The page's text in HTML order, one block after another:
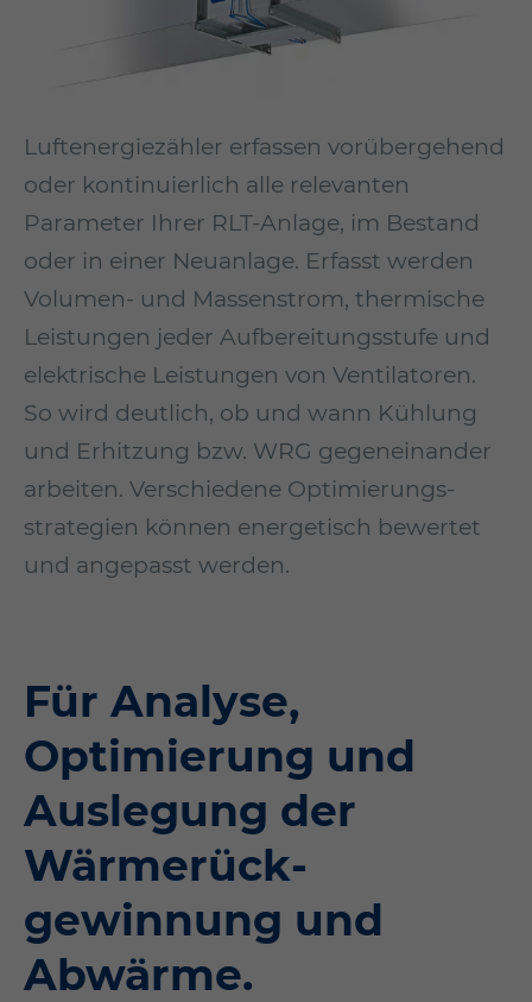
Luftenergiezähler erfassen vorübergehend
oder kontinuierlich alle relevanten
Parameter Ihrer RLT-Anlage, im Bestand
oder in einer Neuanlage. Erfasst werden
Volumen- und Massenstrom, thermische
Leistungen jeder Aufbereitungsstufe und
elektrische Leistungen von Ventilatoren.
So wird deutlich, ob und wann Kühlung
und Erhitzung bzw. WRG gegeneinander
arbeiten. Verschiedene Optimierungs­
strategien können energetisch bewertet
und angepasst werden.
Für Analyse,
Optimierung und
Auslegung der
Wärmerück­
gewinnung und
Abwärme.